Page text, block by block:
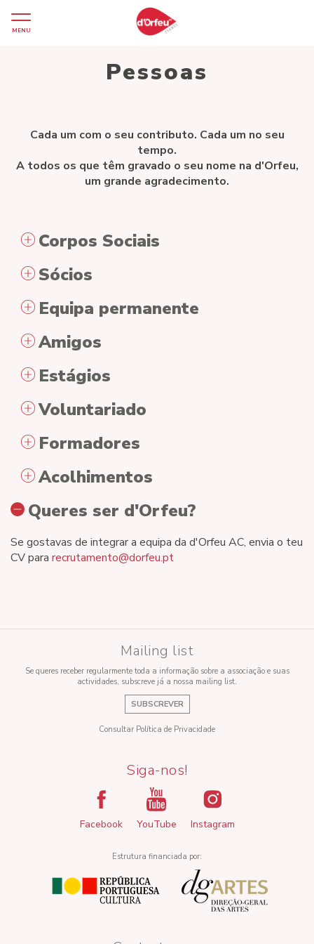
MENU
Pessoas
Cada um com o seu contributo. Cada um no seu
tempo.
A todos os que têm gravado o seu nome na d'Orfeu,
um grande agradecimento.
Corpos Sociais
Sócios
Equipa permanente
Amigos
Estágios
Voluntariado
Formadores
Acolhimentos
Queres ser d'Orfeu?
Se gostavas de integrar a equipa da d'Orfeu AC, envia o teu
CV para recrutamento@dorfeu.pt
Mailing list
Se queres receber regularmente toda a informação sobre a associação e suas
actividades, subscreve já a nossa mailing list.
SUBSCREVER
Consultar Política de Privacidade
Siga-nos!
Facebook YouTube Instagram
Estrutura financiada por: